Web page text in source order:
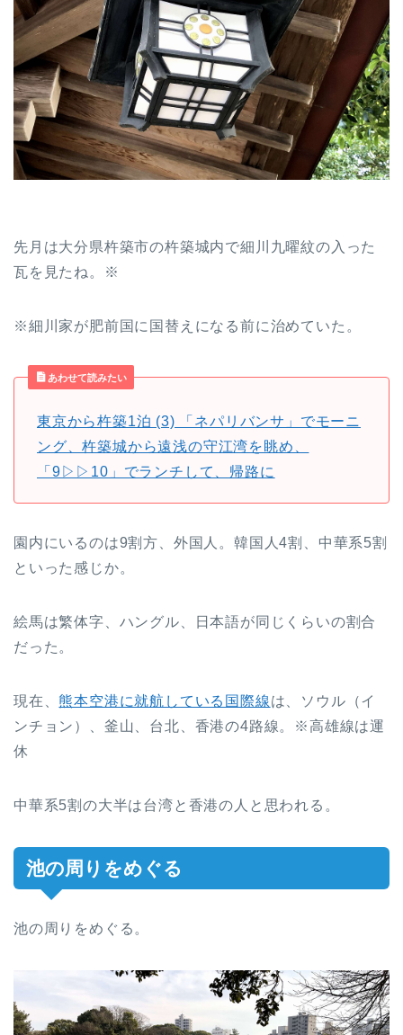
先月は大分県杵築市の杵築城内で細川九曜紋の入った
瓦を見たね。※
※細川家が肥前国に国替えになる前に治めていた。
あわせて読みたい
東京から杵築1泊 (3) 「ネパリバンサ」でモーニ
ング、杵築城から遠浅の守江湾を眺め、
「9▷▷10」でランチして、帰路に
園内にいるのは9割方、外国人。韓国人4割、中華系5割
といった感じか。
絵馬は繁体字、ハングル、日本語が同じくらいの割合
だった。
現在、熊本空港に就航している国際線は、ソウル（イ
ンチョン）、釜山、台北、香港の4路線。※高雄線は運
休
中華系5割の大半は台湾と香港の人と思われる。
池の周りをめぐる
池の周りをめぐる。